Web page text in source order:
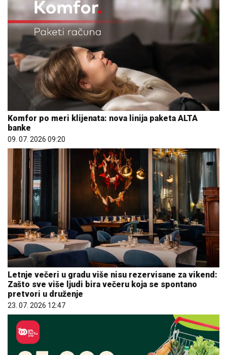
Komfor po meri klijenata: nova linija paketa ALTA
banke
09. 07. 2026 09:20
Letnje večeri u gradu više nisu rezervisane za vikend:
Zašto sve više ljudi bira večeru koja se spontano
pretvori u druženje
23. 07. 2026 12:47